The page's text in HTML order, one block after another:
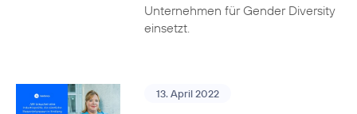
Unternehmen für Gender Diversity
einsetzt.
13. April 2022